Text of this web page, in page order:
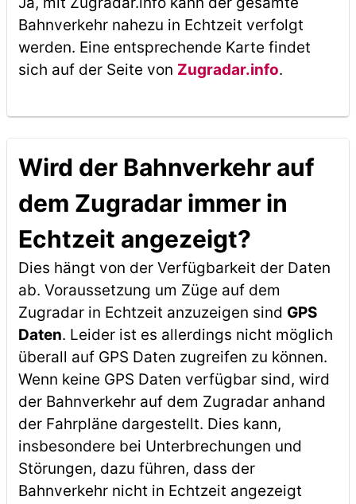
Bahnverkehr nahezu in Echtzeit verfolgt
werden. Eine entsprechende Karte findet
sich auf der Seite von Zugradar.info.
Wird der Bahnverkehr auf
dem Zugradar immer in
Echtzeit angezeigt?
Dies hängt von der Verfügbarkeit der Daten
ab. Voraussetzung um Züge auf dem
Zugradar in Echtzeit anzuzeigen sind GPS
Daten. Leider ist es allerdings nicht möglich
überall auf GPS Daten zugreifen zu können.
Wenn keine GPS Daten verfügbar sind, wird
der Bahnverkehr auf dem Zugradar anhand
der Fahrpläne dargestellt. Dies kann,
insbesondere bei Unterbrechungen und
Störungen, dazu führen, dass der
Bahnverkehr nicht in Echtzeit angezeigt